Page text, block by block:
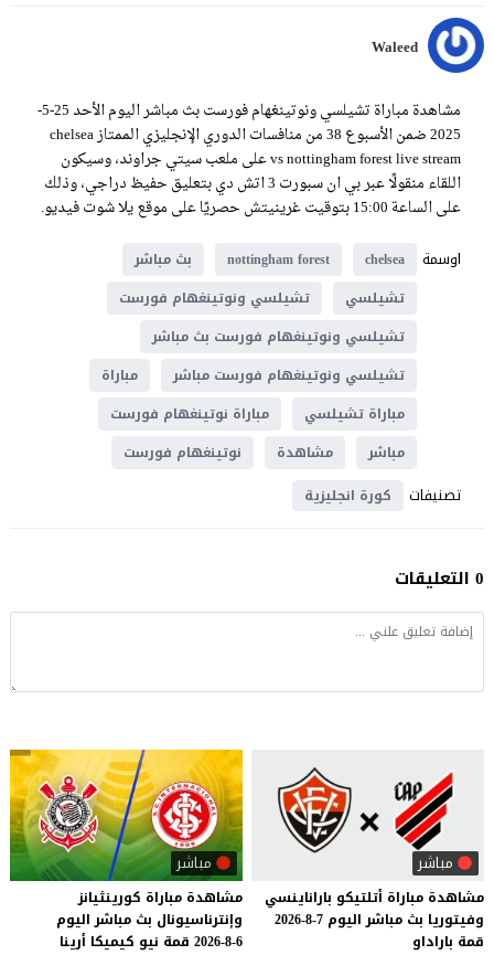
Waleed
مشاهدة مباراة تشيلسي ونوتينغهام فورست بث مباشر اليوم الأحد 25-5-
2025 ضمن الأسبوع 38 من منافسات الدوري الإنجليزي الممتاز chelsea
vs nottingham forest live stream على ملعب سيتي جراوند، وسيكون
اللقاء منقولًا عبر بي ان سبورت 3 اتش دي بتعليق حفيظ دراجي، وذلك
على الساعة 15:00 بتوقيت غرينيتش حصريًا على موقع يلا شوت فيديو.
اوسمة
chelsea
nottingham forest
بث مباشر
تشيلسي
تشيلسي ونوتينغهام فورست
تشيلسي ونوتينغهام فورست بث مباشر
تشيلسي ونوتينغهام فورست مباشر
مباراة
مباراة تشيلسي
مباراة نوتينغهام فورست
مباشر
مشاهدة نوتينغهام فورست
تصنيفات كورة انجليزية
0 التعليقات
مباشر
مشاهدة مباراة أتلتيكو باراناينسي
وفيتوريا بث مباشر اليوم 7-8-2026
قمة باراداو
مباشر
مشاهدة مباراة كورينثيانز
وإنترناسيونال بث مباشر اليوم
6-8-2026
قمة نيو كيميكا أرينا